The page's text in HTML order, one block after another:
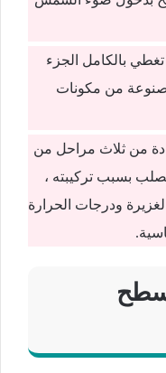
تغطي بالكامل الجزء
من مكونات
من ثلاث مراحل من
بسبب تركيبته ،
ودرجات الحرارة